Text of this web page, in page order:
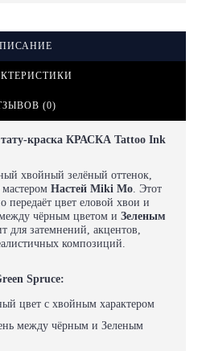
(0)
краска КРАСКА Tattoo Ink
хвойный зелёный оттенок,
мастером Настей Miki Mo. Этот
передаёт цвет еловой хвои и
чёрным цветом и Зеленым
для затемнений, акцентов,
композиций.
Spruce:
цвет с хвойным характером
между чёрным и Зеленым